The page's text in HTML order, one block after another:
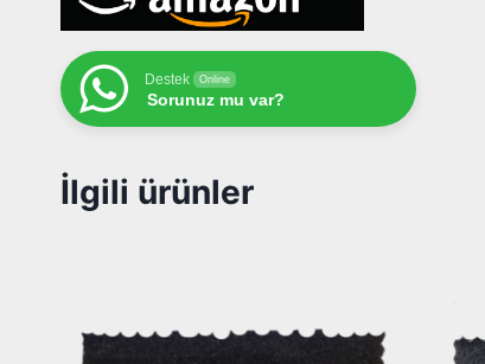
Destek Online
Sorunuz mu var?
İlgili ürünler